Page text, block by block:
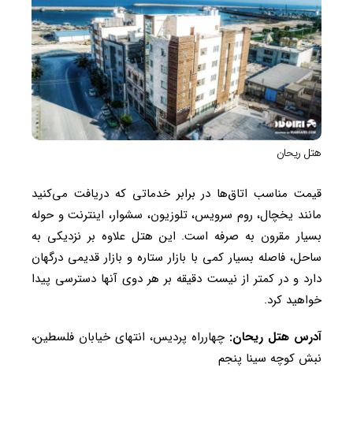
هتل ریحان
قیمت مناسب اتاق‌ها در برابر خدماتی که دریافت می‌کنید
مانند یخچال، روم سرویس، تلوزیون، سشوار، اینترنت و حوله
بسیار مقرون به صرفه است. این هتل علاوه بر نزدیکی به
ساحل، فاصله بسیار کمی با بازار ستاره و بازار قدیمی درگهان
دارد و در کمتر از نیست دقیقه بر هر دوی آنها دسترسی پیدا
خواهید کرد.
آدرس هتل ریحان: چهارراه پردیس، انتهای خیابان فلسطین،
نبش کوچه سینا پنجم